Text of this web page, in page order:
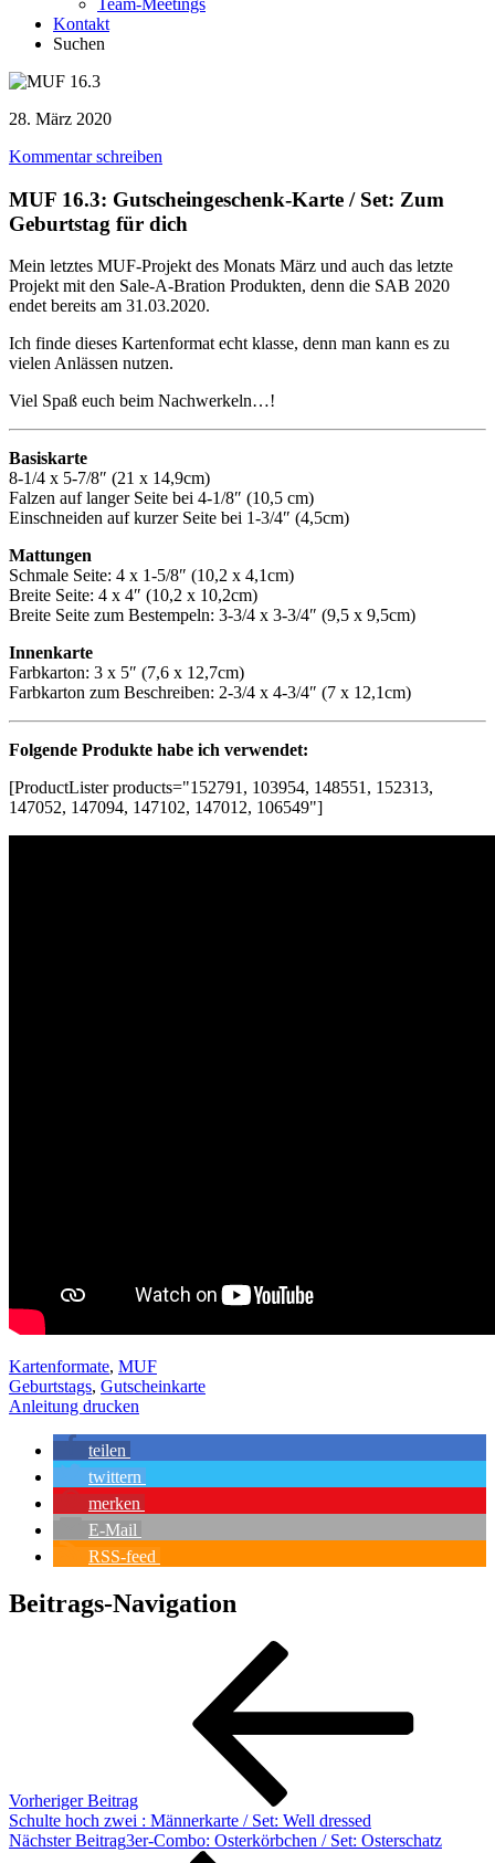
Team-Meetings
Kontakt
Suchen
28. März 2020
Kommentar schreiben
MUF 16.3: Gutscheingeschenk-Karte / Set: Zum
Geburtstag für dich
Mein letztes MUF-Projekt des Monats März und auch das letzte
Projekt mit den Sale-A-Bration Produkten, denn die SAB 2020
endet bereits am 31.03.2020.
Ich finde dieses Kartenformat echt klasse, denn man kann es zu
vielen Anlässen nutzen.
Viel Spaß euch beim Nachwerkeln…!
Basiskarte
8-1/4 x 5-7/8″ (21 x 14,9cm)
Falzen auf langer Seite bei 4-1/8″ (10,5 cm)
Einschneiden auf kurzer Seite bei 1-3/4″ (4,5cm)
Mattungen
Schmale Seite: 4 x 1-5/8″ (10,2 x 4,1cm)
Breite Seite: 4 x 4″ (10,2 x 10,2cm)
Breite Seite zum Bestempeln: 3-3/4 x 3-3/4″ (9,5 x 9,5cm)
Innenkarte
Farbkarton: 3 x 5″ (7,6 x 12,7cm)
Farbkarton zum Beschreiben: 2-3/4 x 4-3/4″ (7 x 12,1cm)
Folgende Produkte habe ich verwendet:
[ProductLister products="152791, 103954, 148551, 152313,
147052, 147094, 147102, 147012, 106549"]
Kartenformate, MUF
Geburtstags, Gutscheinkarte
Anleitung drucken
teilen
twittern
merken
E-Mail
RSS-feed
Beitrags-Navigation
Vorheriger Beitrag
Schulte hoch zwei : Männerkarte / Set: Well dressed
Nächster Beitrag3er-Combo: Osterkörbchen / Set: Osterschatz